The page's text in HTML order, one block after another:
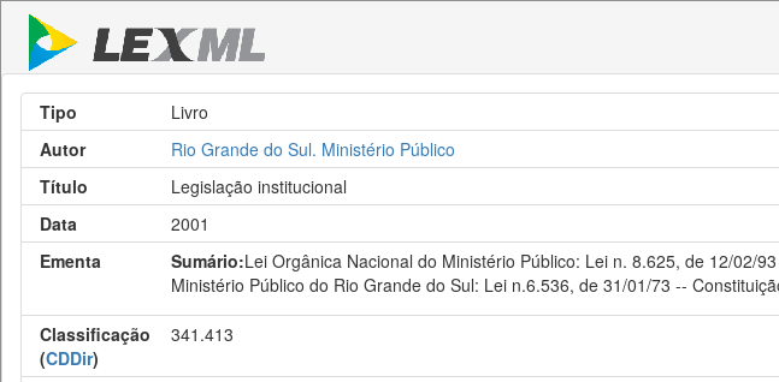
Tipo
Livro
Autor
Rio Grande do Sul. Ministério Público
Título
Legislação institucional
Data
2001
Ementa
Sumário:Lei Orgânica Nacional do Ministério Público: Lei n. 8.625, de 12/02/
Ministério Público do Rio Grande do Sul: Lei n.6.536, de 31/01/73 --
Classificação
(CDDir)
341.413